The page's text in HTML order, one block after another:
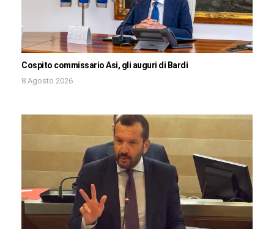
Cospito commissario Asi, gli auguri di Bardi
8 Agosto 2026